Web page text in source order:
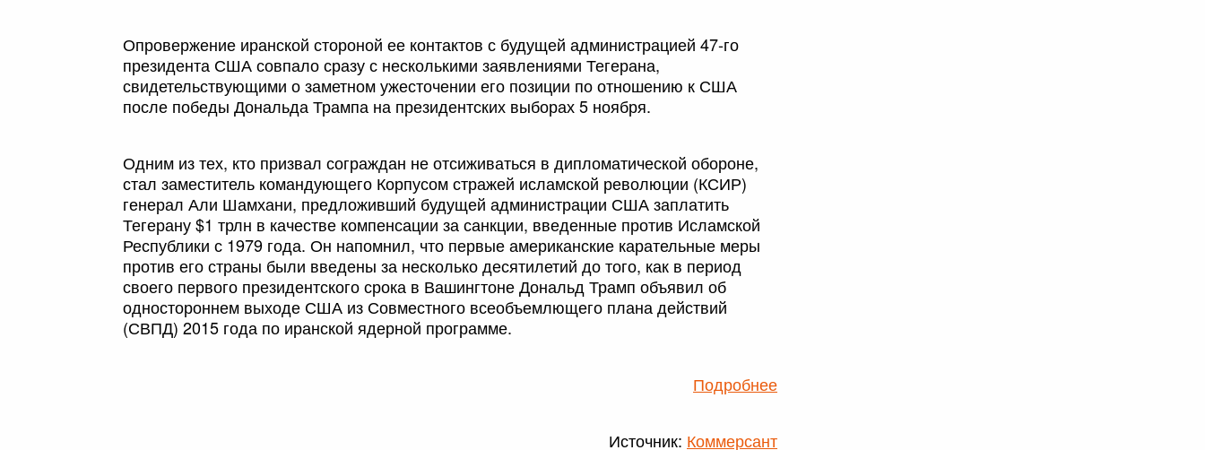
Опровержение иранской стороной ее контактов с будущей администрацией 47-го
президента США совпало сразу с несколькими заявлениями Тегерана,
свидетельствующими о заметном ужесточении его позиции по отношению к США
после победы Дональда Трампа на президентских выборах 5 ноября.
Одним из тех, кто призвал сограждан не отсиживаться в дипломатической обороне,
стал заместитель командующего Корпусом стражей исламской революции (КСИР)
генерал Али Шамхани, предложивший будущей администрации США заплатить
Тегерану $1 трлн в качестве компенсации за санкции, введенные против Исламской
Республики с 1979 года. Он напомнил, что первые американские карательные меры
против его страны были введены за несколько десятилетий до того, как в период
своего первого президентского срока в Вашингтоне Дональд Трамп объявил об
одностороннем выходе США из Совместного всеобъемлющего плана действий
(СВПД) 2015 года по иранской ядерной программе.
Подробнее
Источник: Коммерсант